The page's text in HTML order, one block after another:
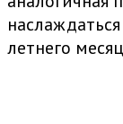
летнего